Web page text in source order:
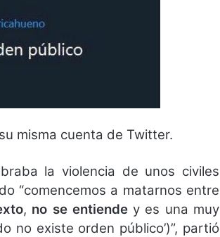
misma cuenta de Twitter.
la violencia de unos civiles
“comencemos a matarnos entre
, no se entiendey es una muy
no existe orden público’)”, partió